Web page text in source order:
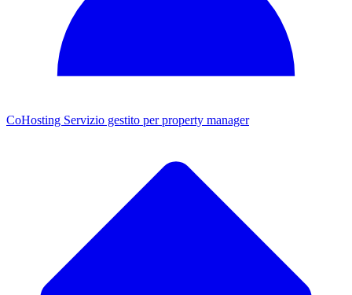
CoHosting Servizio gestito per property manager